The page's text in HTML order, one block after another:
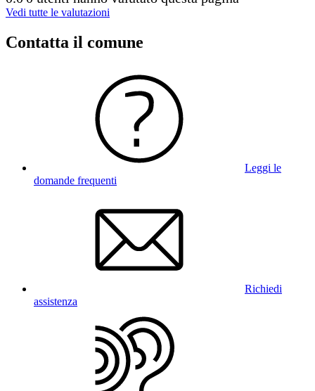
Vedi tutte le valutazioni
Contatta il comune
Leggi le
domande frequenti
Richiedi
assistenza